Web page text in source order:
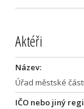
Aktéři
Název:
Úřad městské
IČO nebo jiný